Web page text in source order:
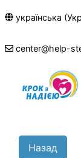
українська
center@help-
Назад